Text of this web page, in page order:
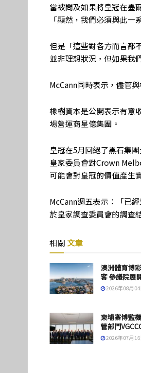
當被問及如果將皇冠在墨
「顯然，我們必須與此一
但是「這些對各方而言都
並非理想狀況，但如果我
McCann同時表示，儘管
橡樹資本是公開表示有意
場營運商星億集團。
皇冠在5月回絕了黑石集
皇家委員會對Crown
可能會對皇冠的價值產生
McCann週五表示：「已
於皇家調查委員會的調查
相關 文章
澳洲體育博
客 參議院展
2026年08月04
柬埔寨博監
管部門
2026年07月16